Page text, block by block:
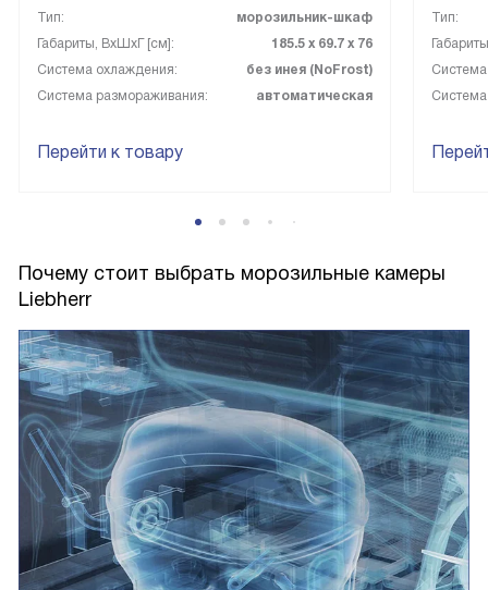
Тип:
морозильник-шкаф
Габариты, ВxШxГ [см]:
185.5 х 69.7 х 76
Система охлаждения:
без инея (NoFrost)
Система размораживания:
автоматическая
Перейти к товару
Тип:
Почему стоит выбрать морозильные камеры
Liebherr